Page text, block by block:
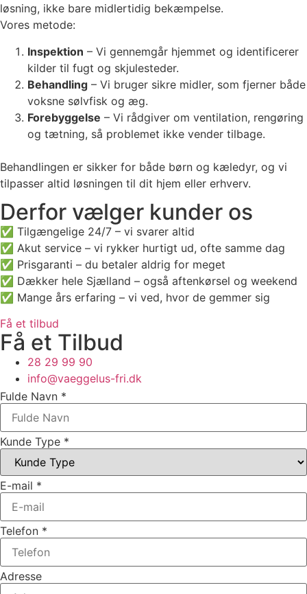
løsning, ikke bare midlertidig bekæmpelse.
Vores metode:
Inspektion – Vi gennemgår hjemmet og identificerer
kilder til fugt og skjulesteder.
Behandling – Vi bruger sikre midler, som fjerner både
voksne sølvfisk og æg.
Forebyggelse – Vi rådgiver om ventilation, rengøring
og tætning, så problemet ikke vender tilbage.
Behandlingen er sikker for både børn og kæledyr, og vi
tilpasser altid løsningen til dit hjem eller erhverv.
Derfor vælger kunder os
✅ Tilgængelige 24/7 – vi svarer altid
✅ Akut service – vi rykker hurtigt ud, ofte samme dag
✅ Prisgaranti – du betaler aldrig for meget
✅ Dækker hele Sjælland – også aftenkørsel og weekend
✅ Mange års erfaring – vi ved, hvor de gemmer sig
Få et tilbud
Få et Tilbud
28 29 99 90
info@vaeggelus-fri.dk
Fulde Navn *
Kunde Type *
E-mail *
Telefon *
Adresse